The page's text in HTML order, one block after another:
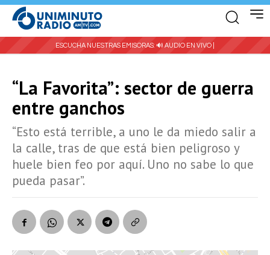
ESCUCHA NUESTRAS EMISORAS: 🔊 AUDIO EN VIVO |
“La Favorita”: sector de guerra
entre ganchos
“Esto está terrible, a uno le da miedo salir a
la calle, tras de que está bien peligroso y
huele bien feo por aquí. Uno no sabe lo que
pueda pasar”.